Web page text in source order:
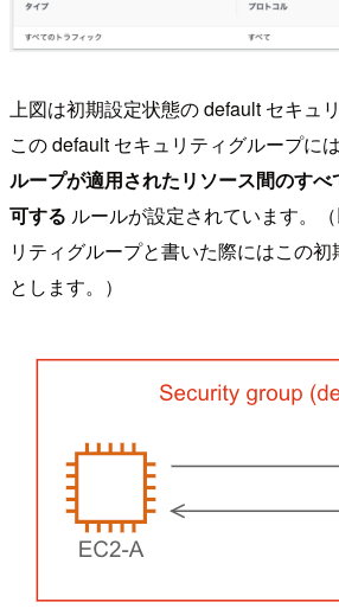
上図は初期設定状態の default セキュ
この default セキュリティグループには
ループが適用されたリソース間のす
可する ルールが設定されています。
リティグループと書いた際にはこの
とします。）